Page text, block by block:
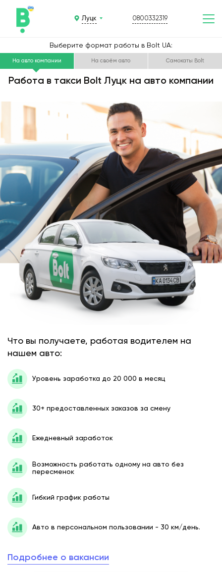
Луцк 0800332319
Выберите формат работы в Bolt UA:
На авто компании На своём авто Самокаты Bolt
Работа в такси Bolt Луцк на авто компании
Что вы получаете, работая водителем на
нашем авто:
Уровень заработка до 20 000 в месяц
30+ предоставленных заказов за смену
Ежедневный заработок
Возможность работать одному на авто без
пересменок
Гибкий график работы
Авто в персональном пользовании - 30 км/день.
Подробнее о вакансии